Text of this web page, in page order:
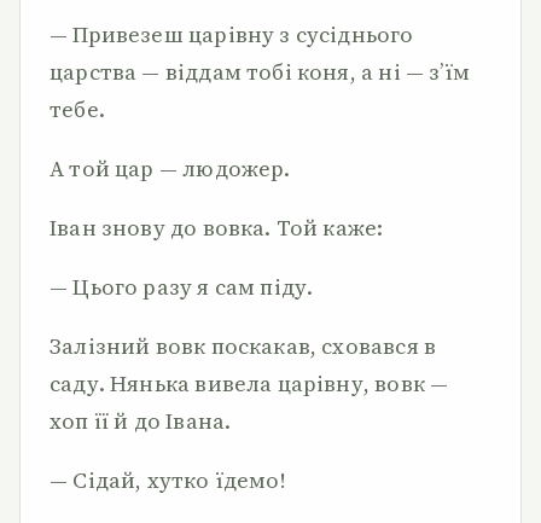
— Привезеш царівну з сусіднього
царства — віддам тобі коня, а ні — з’їм
тебе.
А той цар — людожер.
Іван знову до вовка. Той каже:
— Цього разу я сам піду.
Залізний вовк поскакав, сховався в
саду. Нянька вивела царівну, вовк —
хоп її й до Івана.
— Сідай, хутко їдемо!